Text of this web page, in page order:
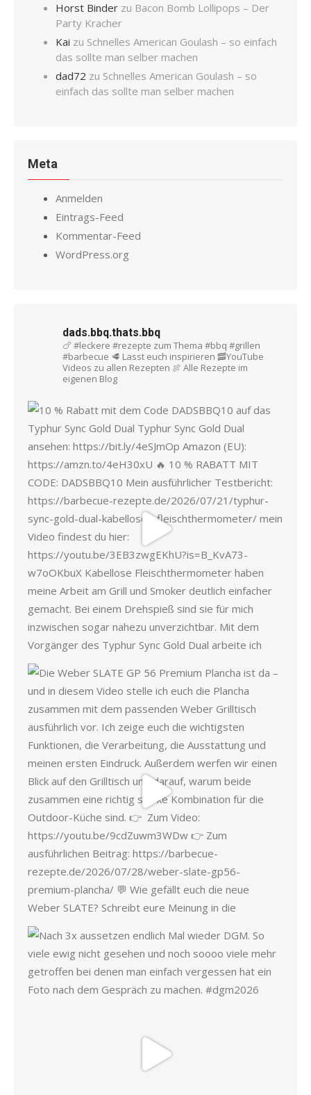
Horst Binder zu Bacon Bomb Lollipops – Der
Party Kracher
Kai zu Schnelles American Goulash – so einfach
das sollte man selber machen
dad72 zu Schnelles American Goulash – so
einfach das sollte man selber machen
Meta
Anmelden
Eintrags-Feed
Kommentar-Feed
WordPress.org
dads.bbq.thats.bbq
🍗 #leckere #rezepte zum Thema #bbq #grillen
#barbecue 🥩 Lasst euch inspirieren 🥓YouTube
Videos zu allen Rezepten 🍖 Alle Rezepte im
eigenen Blog